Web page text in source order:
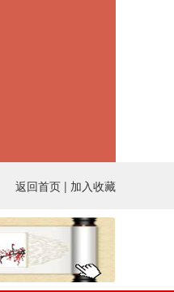
返回首页 | 加入收藏